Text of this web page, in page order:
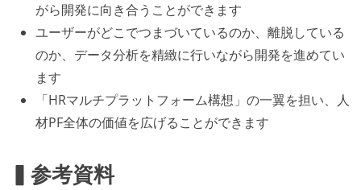
がら開発に向き合うことができます
ユーザーがどこでつまづいているのか、離脱している
のか、データ分析を精緻に行いながら開発を進めてい
ます
「HRマルチプラットフォーム構想」の一翼を担い、人
材PF全体の価値を広げることができます
▍参考資料